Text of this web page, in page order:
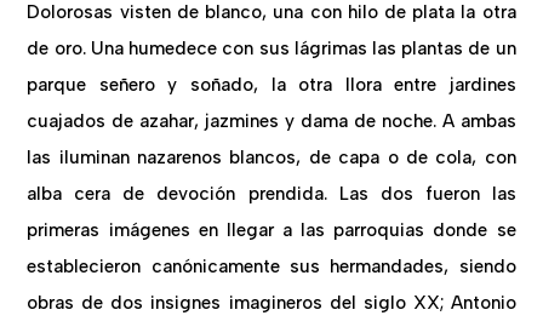
Dolorosas visten de blanco, una con hilo de plata la otra
de oro. Una humedece con sus lágrimas las plantas de un
parque señero y soñado, la otra llora entre jardines
cuajados de azahar, jazmines y dama de noche. A ambas
las iluminan nazarenos blancos, de capa o de cola, con
alba cera de devoción prendida. Las dos fueron las
primeras imágenes en llegar a las parroquias donde se
establecieron canónicamente sus hermandades, siendo
obras de dos insignes imagineros del siglo XX; Antonio